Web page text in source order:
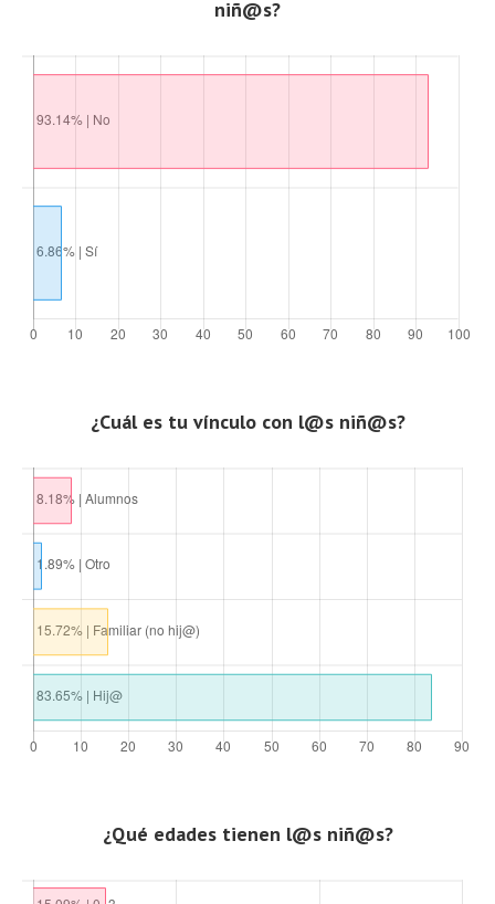
niñ@s?
¿Cuál es tu vínculo con l@s niñ@s?
¿Qué edades tienen l@s niñ@s?